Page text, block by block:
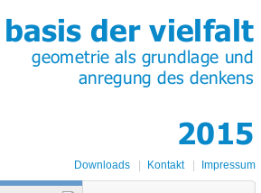
Downloads Kontakt Impressum